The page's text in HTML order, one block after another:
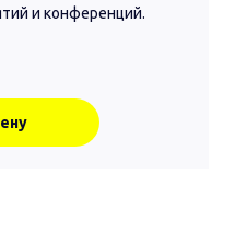
и конференций.